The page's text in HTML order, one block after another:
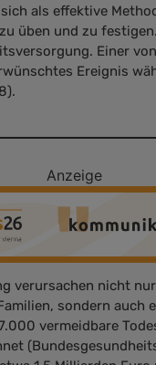
als effektive
üben und zu
Einer
Ereignis
Anzeige
verursachen nicht
sondern auch
vermeidbare